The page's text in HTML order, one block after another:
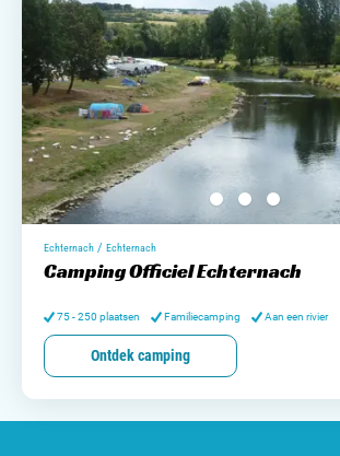
Echternach / Echternach
Camping Officiel Echternach
75 - 250 plaatsen Familiecamping Aan een rivier
Ontdek camping